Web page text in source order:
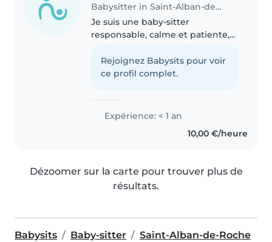
Babysitter in Saint-Alban-de-Roche
Je suis une baby-sitter
responsable, calme et patiente,
enfants en bas âge et en âge
préscolaire. Bien que je sois
Rejoignez Babysits pour voir
ce profil complet.
Expérience: < 1 an
10,00 €/heure
Dézoomer sur la carte pour trouver plus de
résultats.
Babysits Baby-sitter Saint-Alban-de-Roche